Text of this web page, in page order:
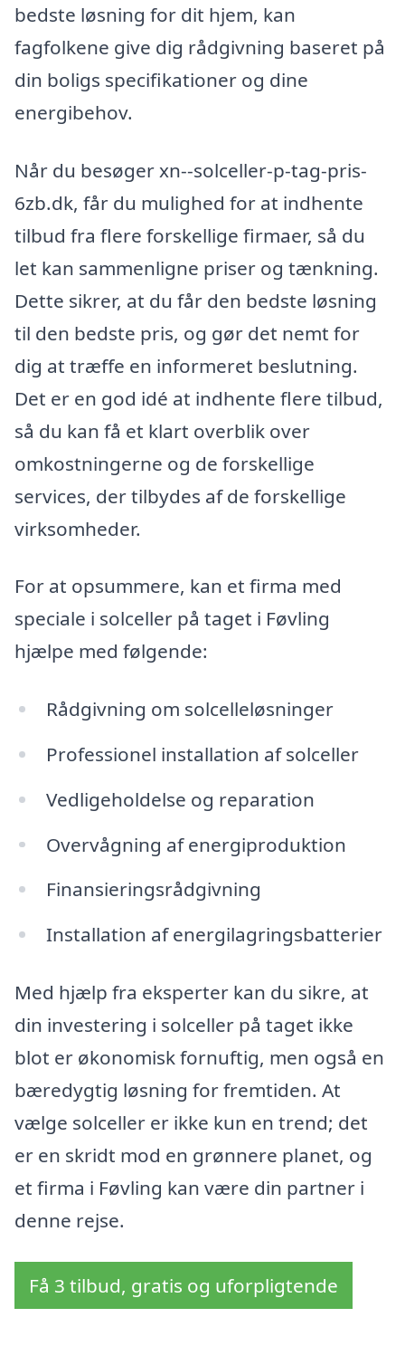
bedste løsning for dit hjem, kan
fagfolkene give dig rådgivning baseret på
din boligs specifikationer og dine
energibehov.
Når du besøger xn--solceller-p-tag-pris-
6zb.dk, får du mulighed for at indhente
tilbud fra flere forskellige firmaer, så du
let kan sammenligne priser og tænkning.
Dette sikrer, at du får den bedste løsning
til den bedste pris, og gør det nemt for
dig at træffe en informeret beslutning.
Det er en god idé at indhente flere tilbud,
så du kan få et klart overblik over
omkostningerne og de forskellige
services, der tilbydes af de forskellige
virksomheder.
For at opsummere, kan et firma med
speciale i solceller på taget i Føvling
hjælpe med følgende:
Rådgivning om solcelleløsninger
Professionel installation af solceller
Vedligeholdelse og reparation
Overvågning af energiproduktion
Finansieringsrådgivning
Installation af energilagringsbatterier
Med hjælp fra eksperter kan du sikre, at
din investering i solceller på taget ikke
blot er økonomisk fornuftig, men også en
bæredygtig løsning for fremtiden. At
vælge solceller er ikke kun en trend; det
er en skridt mod en grønnere planet, og
et firma i Føvling kan være din partner i
denne rejse.
Få 3 tilbud, gratis og uforpligtende